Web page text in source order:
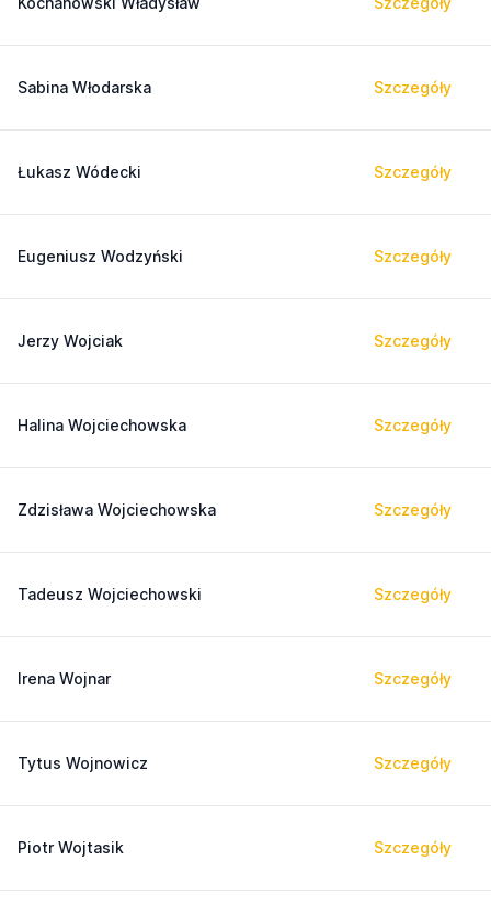
Sabina Włodarska Szczegóły
Łukasz Wódecki Szczegóły
Eugeniusz Wodzyński Szczegóły
Jerzy Wojciak Szczegóły
Halina Wojciechowska Szczegóły
Zdzisława Wojciechowska Szczegóły
Tadeusz Wojciechowski Szczegóły
Irena Wojnar Szczegóły
Tytus Wojnowicz Szczegóły
Piotr Wojtasik Szczegóły